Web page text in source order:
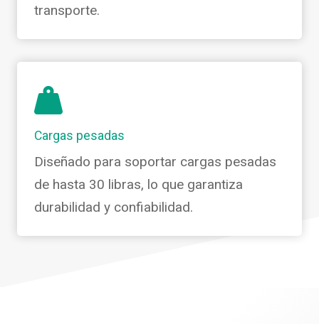
transporte.
Cargas pesadas
Diseñado para soportar cargas pesadas
de hasta 30 libras, lo que garantiza
durabilidad y confiabilidad.